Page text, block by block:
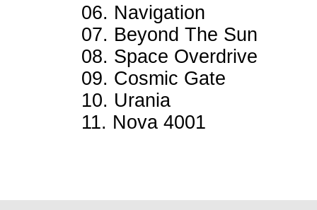
06. Navigation
07. Beyond The Sun
08. Space Overdrive
09. Cosmic Gate
10. Urania
11. Nova 4001